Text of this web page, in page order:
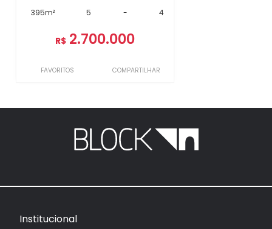
395m² 5 - 4
R$ 2.700.000
FAVORITOS COMPARTILHAR
Institucional